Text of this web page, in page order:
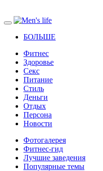
БОЛЬШЕ
Фитнес
Здоровье
Секс
Питание
Стиль
Деньги
Отдых
Персона
Новости
Фотогалерея
Фитнес-гид
Лучшие заведения
Популярные темы